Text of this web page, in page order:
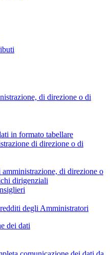
di direzione o di
in formato tabellare
di direzione o di
di direzione o
dirigenziali
degli Amministratori
dei dati